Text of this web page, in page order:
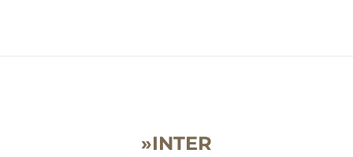
»INTER